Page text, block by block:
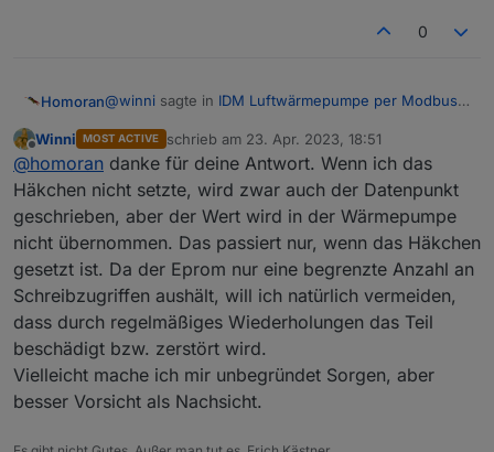
0
Homoran@winni sagte in IDM Luftwärmepumpe per Modbus
Die Beschreibung a
in der Doku
https://www.iobroker.net/#de/adapters/adapterref/io
broker.modbus/README.md
ist zwar auch nur eine automatisierte Übersetzung,
aber scheint das Gegenteil zur zyklischen
Beschreibung zu sein.
ich habe bei meinen Geräten keine Haken drin
Offline
Winni MOST ACTIVE schrieb am 23. Apr. 2023, 18:51
zuletzt editiert von
@homoran danke für deine Antwort. Wenn ich das
Häkchen nicht setzte, wird zwar auch der Datenpunkt
geschrieben, aber der Wert wird in der Wärmepumpe
nicht übernommen. Das passiert nur, wenn das Häkchen
gesetzt ist. Da der Eprom nur eine begrenzte Anzahl an
Schreibzugriffen aushält, will ich natürlich vermeiden,
dass durch regelmäßiges Wiederholungen das Teil
beschädigt bzw. zerstört wird.
Vielleicht mache ich mir unbegründet Sorgen, aber
besser Vorsicht als Nachsicht.